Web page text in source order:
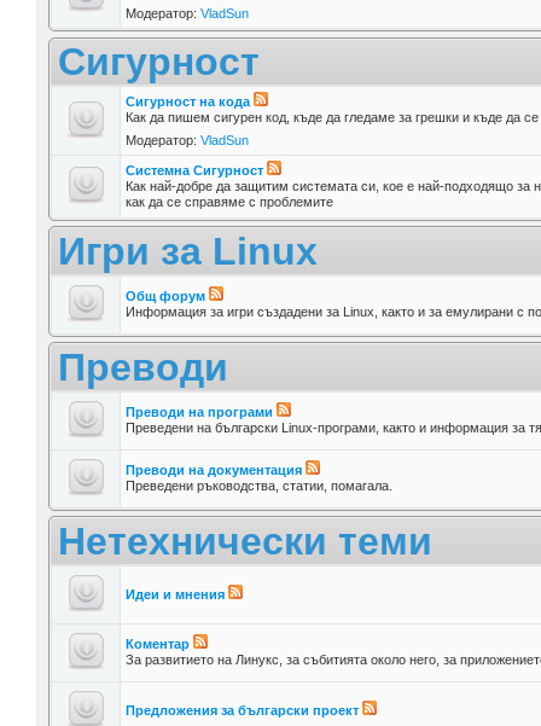
Модератор:VladSun
Сигурност
Сигурност на кода
Как да пишем сигурен код, къде да гледаме за грешки и къде да
Модератор:VladSun
Системна Сигурност
Как най-добре да защитим системата си, кое е най-подходящо за
как да се справяме с проблемите
Игри за Linux
Общ форум
Информация за игри създадени за Linux, както и за емулирани с
Преводи
Преводи на програми
Преведени на български Linux-програми, както и информация за
Преводи на документация
Преведени ръководства, статии, помагала.
Нетехнически теми
Идеи и мнения
Коментар
За развитието на Линукс, за събитията около него, за
Предложения за български проект